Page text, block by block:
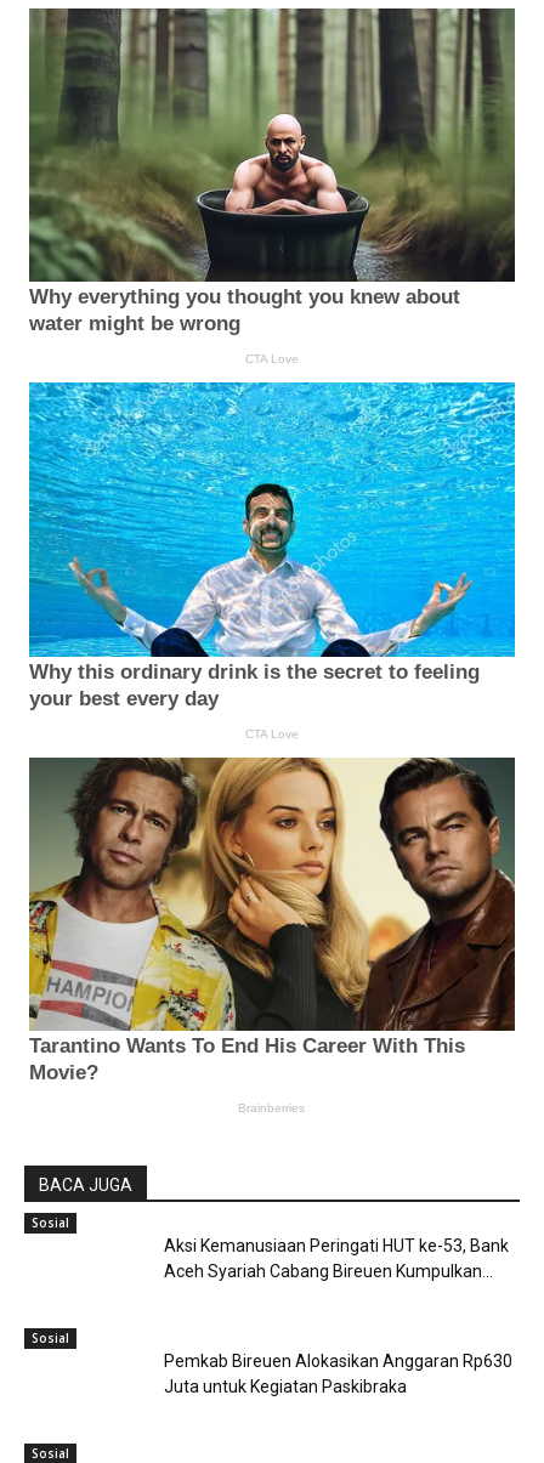
BACA JUGA
Sosial
Aksi Kemanusiaan Peringati HUT ke-53, Bank
Aceh Syariah Cabang Bireuen Kumpulkan...
Sosial
Pemkab Bireuen Alokasikan Anggaran Rp630
Juta untuk Kegiatan Paskibraka
Sosial